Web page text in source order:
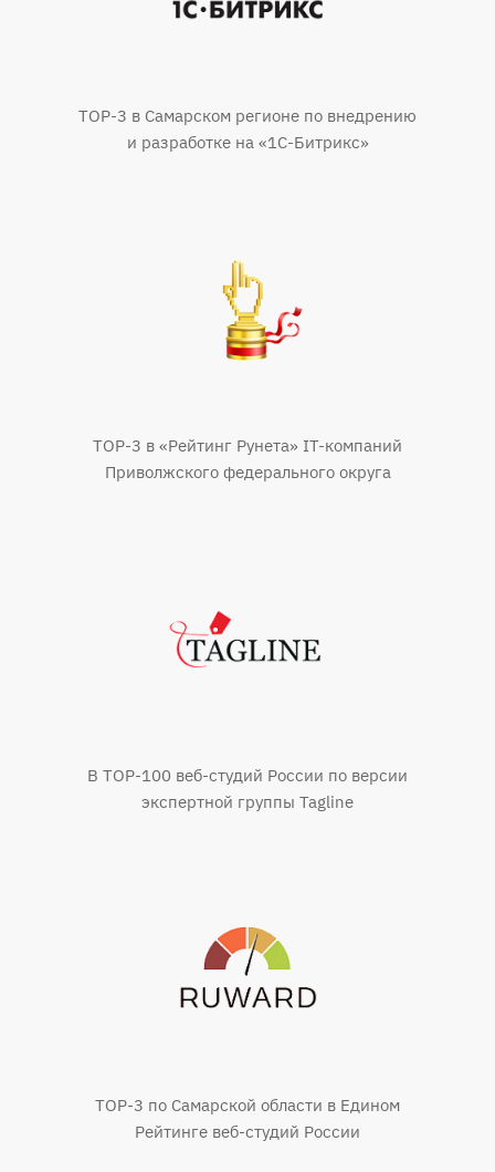
TOP-3 в Самарском регионе по внедрению
и разработке на «1С-Битрикс»
TOP-3 в «Рейтинг Рунета» IT-компаний
Приволжского федерального округа
В TOP-100 веб-студий России по версии
экспертной группы Tagline
TOP-3 по Самарской области в Едином
Рейтинге веб-студий России